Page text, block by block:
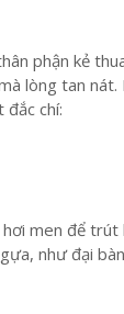
phận kẻ
lòng tan
chí:
men để
như đại